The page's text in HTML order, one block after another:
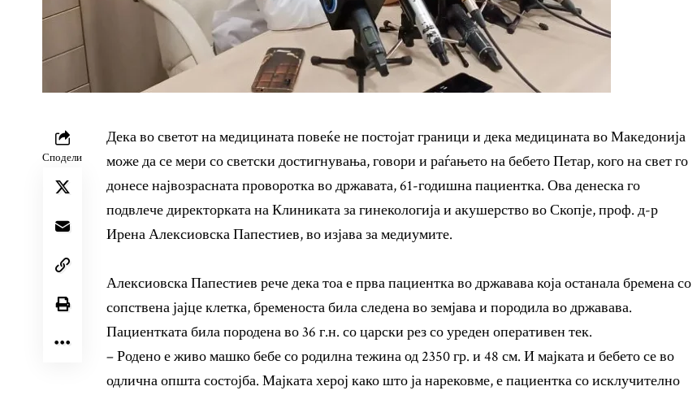
Сподели
Дека во светот на медицината повеќе не постојат граници и дека медицината во Македонија
може да се мери со светски достигнувања, говори и раѓањето на бебето Петар, кого на свет го
донесе највозрасната проворотка во државата, 61-годишна пациентка. Ова денеска го
подвлече директорката на Клиниката за гинекологија и акушерство во Скопје, проф. д-р
Ирена Алексиовска Папестиев, во изјава за медиумите.
Алексиовска Папестиев рече дека тоа е прва пациентка во државава која останала бремена со
сопствена јајце клетка, бременоста била следена во земјава и породила во државава.
Пациентката била породена во 36 г.н. со царски рез со уреден оперативен тек.
– Родено е живо машко бебе со родилна тежина од 2350 гр. и 48 см. И мајката и бебето се во
одлична општа состојба. Мајката херој како што ја нарековме, е пациентка со исклучително